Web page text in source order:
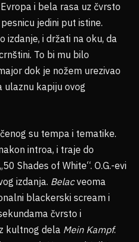
i bela rasa uz čvrsto
jedini put istine.
izdanje, i držati na oku, da
To bi mu bilo
dok je nožem urezivao
ulaznu kapiju ovog
su tempa i tematike.
introa, i traje do
Shades of White“. O.G.-evi
izdanja. Belacveoma
blackerski scream i
čvrsto i
kultnog dela Mein Kampf.